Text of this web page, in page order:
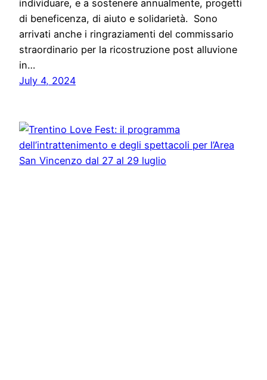
individuare, e a sostenere annualmente, progetti
di beneficenza, di aiuto e solidarietà. Sono
arrivati anche i ringraziamenti del commissario
straordinario per la ricostruzione post alluvione
in…
July 4, 2024